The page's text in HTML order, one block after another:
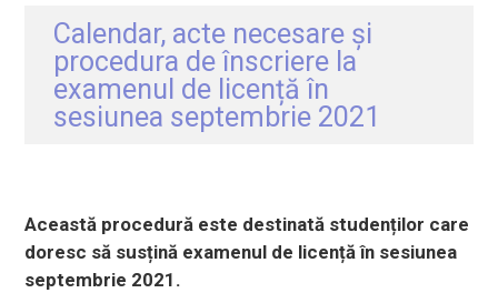
Calendar, acte necesare și
procedura de înscriere la
examenul de licență în
sesiunea septembrie 2021
Această procedură este destinată studenților care
doresc să susțină examenul de licență în sesiunea
septembrie 2021.